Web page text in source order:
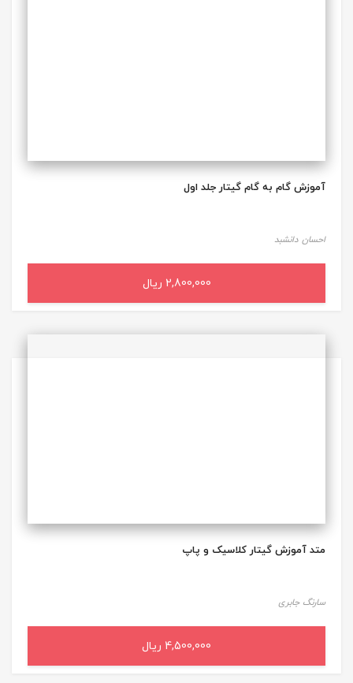
آموزش گام به گام گیتار جلد اول
احسان دانشبد
2,800,000 ریال
افزودن به سبد خرید
متد آموزش گیتار کلاسیک و پاپ
سارنگ جابری
4,500,000 ریال
افزودن به سبد خرید